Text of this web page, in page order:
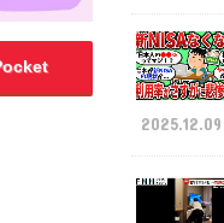
2025.12.09